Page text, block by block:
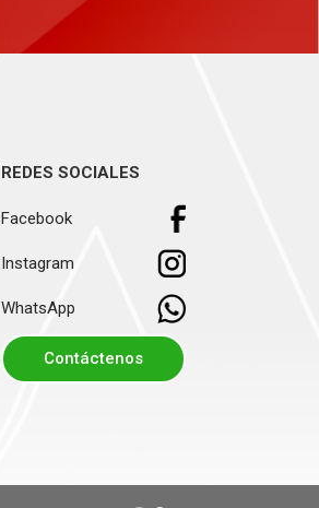
REDES SOCIALES
Facebook
Instagram
WhatsApp
Contáctenos